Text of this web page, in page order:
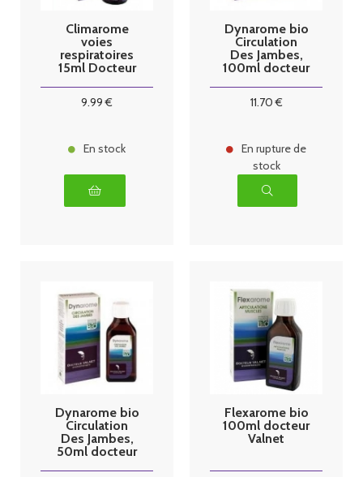
Climarome
voies
respiratoires
15ml Docteur
9.99 €
En stock
Dynarome bio
Circulation
Des Jambes,
100ml docteur
11.70€
En rupture de
stock
Dynarome bio
Circulation
Des Jambes,
50ml docteur
Flexarome bio
100ml docteur
Valnet